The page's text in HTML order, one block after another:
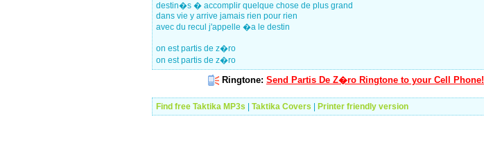
destin�s � accomplir quelque chose de plus grand
dans vie y arrive jamais rien pour rien
avec du recul j'appelle �a le destin
on est partis de z�ro
on est partis de z�ro
Ringtone: Send Partis De Z�ro Ringtone to your Cell Phone!
Find free Taktika MP3s Taktika Covers Printer friendly version